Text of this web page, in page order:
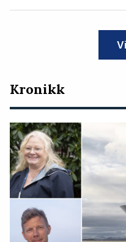
Kronikk